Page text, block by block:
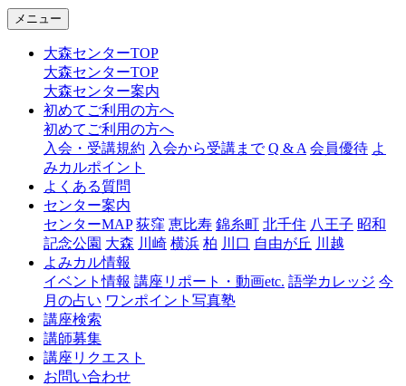
ャ
森
メニュー
大森センターTOP
大森センターTOP
大森センター案内
初めてご利用の方へ
初めてご利用の方へ
入会・受講規約 入会から受講まで Q & A 会員優待 よ
みカルポイント
よくある質問
センター案内
センターMAP 荻窪 恵比寿 錦糸町 北千住 八王子 昭和
記念公園 大森 川崎 横浜 柏 川口 自由が丘 川越
よみカル情報
イベント情報 講座リポート・動画etc. 語学カレッジ 今
月の占い ワンポイント写真塾
講座検索
講師募集
講座リクエスト
お問い合わせ